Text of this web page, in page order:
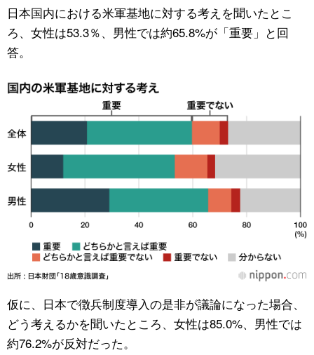
日本国内における米軍基地に対する考えを聞いたとこ
ろ、女性は53.3％、男性では約65.8%が「重要」と回
答。
仮に、日本で徴兵制度導入の是非が議論になった場合、
どう考えるかを聞いたところ、女性は85.0%、男性では
約76.2%が反対だった。